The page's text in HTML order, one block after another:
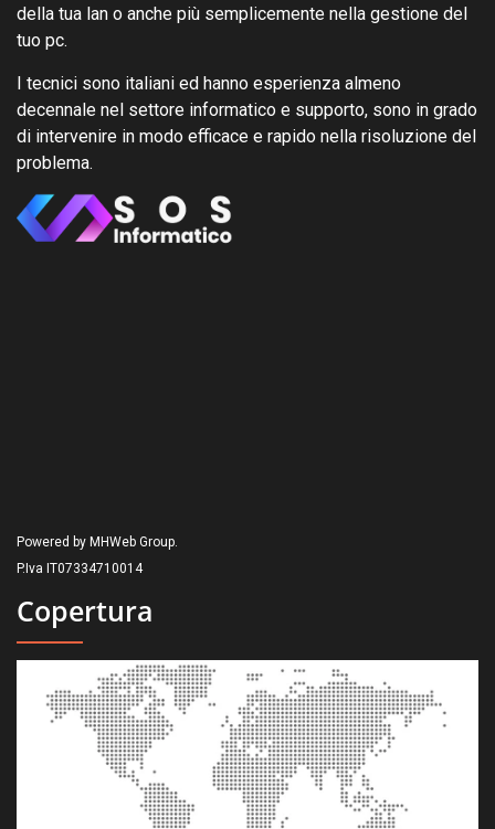
della tua lan o anche più semplicemente nella gestione del
tuo pc.
I tecnici sono italiani ed hanno esperienza almeno
decennale nel settore informatico e supporto, sono in grado
di intervenire in modo efficace e rapido nella risoluzione del
problema.
Powered by MHWeb Group.
P.Iva IT07334710014
Copertura